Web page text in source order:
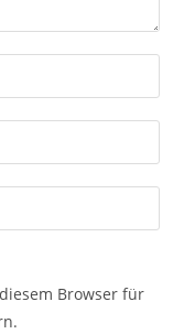
Browser für